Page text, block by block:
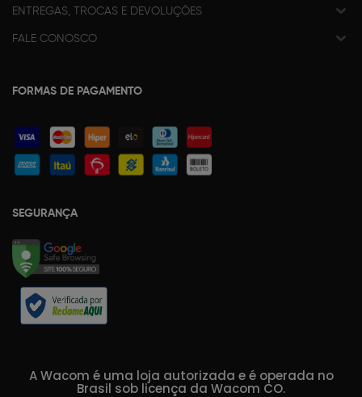
ENTREGAS, TROCAS E DEVOLUÇÕES
FALE CONOSCO
FORMAS DE PAGAMENTO
SEGURANÇA
A Wacom é uma loja autorizada e é operada no
Brasil sob licença da Wacom CO.